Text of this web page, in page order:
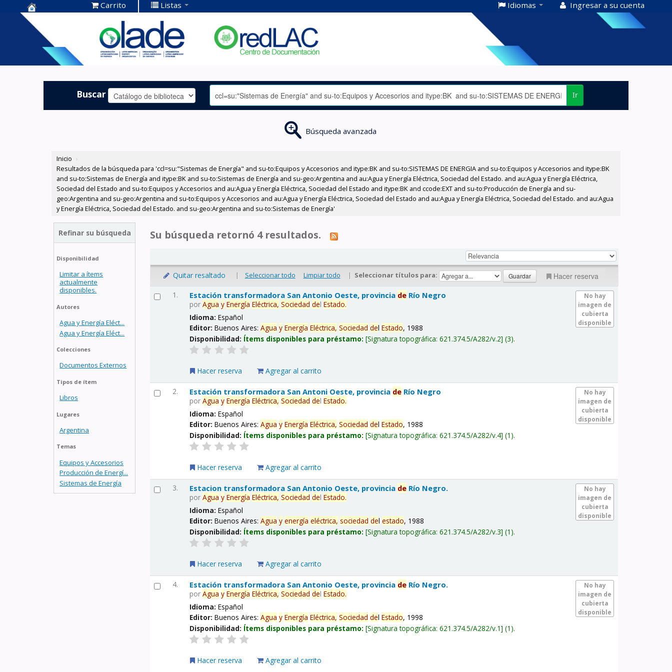
Centro de
Documentación
OLADE -
Carrito Listas Idiomas Ingresar a su cuenta
Buscar Ir
Búsqueda avanzada
Inicio ›
Resultados de la búsqueda para 'ccl=su:"Sistemas de Energía" and su-to:Equipos y Accesorios and itype:BK and su-to:SISTEMAS DE ENERGIA and su-to:Equipos y Accesorios and itype:BK
and su-to:Sistemas de Energía and itype:BK and su-to:Sistemas de Energía and su-geo:Argentina and au:Agua y Energía Eléctrica, Sociedad del Estado. and au:Agua y Energía Eléctrica,
Sociedad del Estado and su-to:Equipos y Accesorios and au:Agua y Energía Eléctrica, Sociedad del Estado and itype:BK and ccode:EXT and su-to:Producción de Energía and su-
geo:Argentina and su-geo:Argentina and su-to:Equipos y Accesorios and au:Agua y Energía Eléctrica, Sociedad del Estado and au:Agua y Energía Eléctrica, Sociedad del Estado. and au:Agua
y Energía Eléctrica, Sociedad del Estado. and su-geo:Argentina and su-to:Sistemas de Energía'
Refinar su búsqueda
Disponibilidad
Limitar a ítems
actualmente
disponibles.
Autores
Agua y Energía Eléct...
Agua y Energía Eléct...
Colecciones
Documentos Externos
Tipos de ítem
Libros
Lugares
Argentina
Temas
Equipos y Accesorios
Producción de Energí...
Sistemas de Energía
Su búsqueda retornó 4 resultados.
Quitar resaltado | Seleccionar todo Limpiar todo | Seleccionar títulos para: Hacer reserva
1.
No hay
imagen de
cubierta
disponible
Estación transformadora San Antonio Oeste, provincia de Río Negro
porAgua y Energía Eléctrica, Sociedad delEstado.
Idioma:Español
Editor:Buenos Aires:Agua y Energía Eléctrica, Sociedad delEstado, 1988
Disponibilidad: Ítems disponibles para préstamo: Signatura topográfica:621.374.5/A282/v.2 (3).
Hacer reserva Agregar al carrito
2.
No hay
imagen de
cubierta
disponible
Estación transformadora San Antoni Oeste, provincia de Río Negro
porAgua y Energía Eléctrica, Sociedad delEstado.
Idioma:Español
Editor:Buenos Aires:Agua y Energía Eléctrica, Sociedad delEstado, 1988
Disponibilidad: Ítems disponibles para préstamo: Signatura topográfica:621.374.5/A282/v.4 (1).
Hacer reserva Agregar al carrito
3.
No hay
imagen de
cubierta
disponible
Estacion transformadora San Antonio Oeste, provincia de Río Negro.
porAgua y Energía Eléctrica, Sociedad delEstado.
Idioma:Español
Editor:Buenos Aires:Agua y energía eléctrica, sociedad delestado, 1988
Disponibilidad: Ítems disponibles para préstamo: Signatura topográfica:621.374.5/A282/v.3 (1).
Hacer reserva Agregar al carrito
4.
No hay
imagen de
cubierta
disponible
Estación transformadora San Antonio Oeste, provincia de Río Negro.
porAgua y Energía Eléctrica, Sociedad delEstado.
Idioma:Español
Editor:Buenos Aires:Agua y Energía Eléctrica, Sociedad delEstado, 1998
Disponibilidad: Ítems disponibles para préstamo: Signatura topográfica:621.374.5/A282/v.1 (1).
Hacer reserva Agregar al carrito